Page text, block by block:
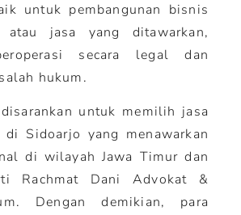
untuk pembangunan bisnis
atau jasa yang ditawarkan,
secara legal dan
hukum.
untuk memilih jasa
di Sidoarjo yang menawarkan
di wilayah Jawa Timur dan
Rachmat Dani Advokat &
Dengan demikian, para